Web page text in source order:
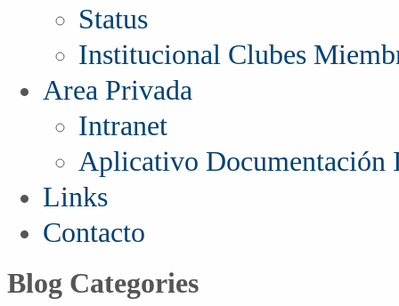
Status
Institucional Clubes
Area Privada
Intranet
Aplicativo Documentación
Links
Contacto
Blog Categories